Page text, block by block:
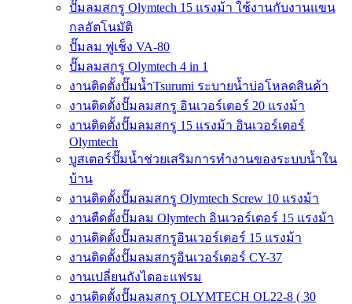
ปั๊มลมสกรู Olymtech 15 แรงม้า ใช้งานกับงานแขน
กลอัตโนมัติ
ปั๊มลม ฟูเช็ง VA-80
ปั๊มลมสกรู Olymtech 4 in 1
งานติดตั้งปั๊มน้ำTsurumi ระบายน้ำบ่อโหลดสินค้า
งานติดตั้งปั๊มลมสกรู อินเวอร์เตอร์ 20 แรงม้า
งานติดตั้งปั๊มลมสกรู 15 แรงม้า อินเวอร์เตอร์
Olymtech
บูสเตอร์ปั๊มน้ำช่วยเสริมการทำงานของระบบน้ำใน
บ้าน
งานติดตั้งปั๊มลมสกรู Olymtech Screw 10 แรงม้า
งานตืดตั้งปั๊มลม Olymtech อินเวอร์เตอร์ 15 แรงม้า
งานติดตั้งปั๊มลมสกรูอินเวอร์เตอร์ 15 แรงม้า
งานติดตั้งปั๊มลมสกรูอินเวอร์เตอร์ CY-37
งานเปลี่ยนถังไดอะแฟรม
งานติดตั้งปั๊มลมสกรู OLYMTECH OL22-8 ( 30